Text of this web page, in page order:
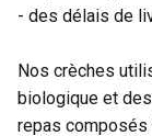
- des délais de
Nos crèches
biologique et
repas composés